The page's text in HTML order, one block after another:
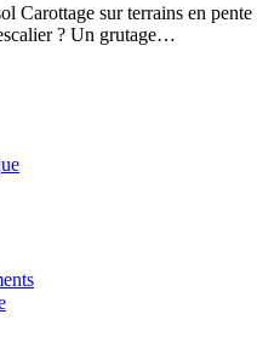
Carottage sur terrains en
? Un grutage…